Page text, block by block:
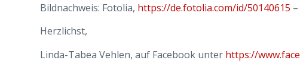
Bildnachweis: Fotolia, https://de.fotolia.com/id/50140615
Herzlichst,
Linda-Tabea Vehlen, auf Facebook unter https://